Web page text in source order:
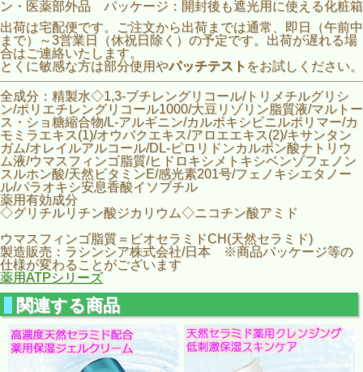
ン・医薬部外品 パッケージ：開封後も遮光用に使える化粧箱
出荷は宅配便です。ご注文から出荷までは通常、即日（午前中
まで）～3営業日（休祝日除く）の予定です。出荷が遅れる場
合はご連絡いたします。
とくに敏感な方は部分使用やパッチテスト をお試しください。
全成分：精製水◇1,3-ブチレングリコール/トリメチルグリシ
ン/ポリエチレングリコール1000/大豆リゾリン脂質液/マルトー
ス・ショ糖縮合物/L-アルギニン/カルボキシビニルポリマー/カ
モミラエキス(1)/オウバクエキス/アロエエキス(2)/キサンタン
ガム/オレイルアルコール/DL-ピロリドンカルボン酸ナトリウ
ム液/ウマスフィンゴ脂質/ヒドロキシメトキシベンゾフェノン
スルホン酸/天然ビタミンE/感光素201号/フェノキシエタノー
ル/パラオキシ安息香酸イソブチル
薬用有効成分
◇グリチルリチン酸ジカリウム◇ニコチン酸アミド
ウマスフィンゴ脂質＝ビオセラミドCH(天然セラミド)
製造販売：ラシンシア株式会社/日本 ※商品パッケージ等の
仕様が変わることがございます
薬用ATPシリーズ
関連する商品